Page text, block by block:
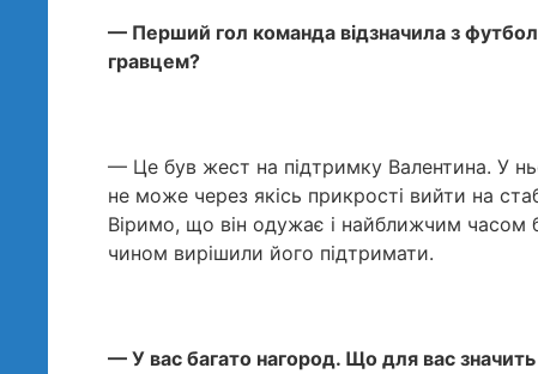
— Перший гол команда відзначила з
гравцем?
— Це був жест на підтримку Валентина. У
не може через якісь прикрості вийти на
Віримо, що він одужає і найближчим часом
чином вирішили його підтримати.
— У вас багато нагород. Що для вас